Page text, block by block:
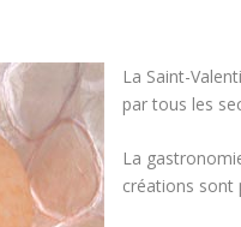
La Saint-
par tous les
La
créations sont